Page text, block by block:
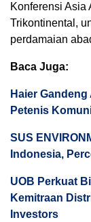
Konferensi Asia
Trikontinental,
perdamaian
Baca Juga:
Haier
Petenis
SUS
Indonesia,
UOB Perkuat
Kemitraan
Investors